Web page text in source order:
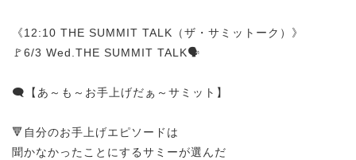
《12:10 THE SUMMIT TALK（ザ・サミットーク）》
🚩6/3 Wed.THE SUMMIT TALK🗣️
🗨️【あ～も～お手上げだぁ～サミット】
🔻自分のお手上げエピソードは
聞かなかったことにするサミーが選んだ